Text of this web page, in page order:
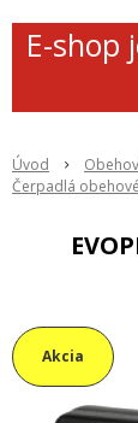
E-shop
Úvod
Čerpadlá
Akcia